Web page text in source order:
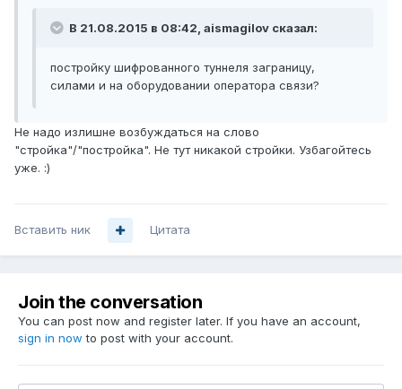
В 21.08.2015 в 08:42, aismagilov сказал:
постройку шифрованного туннеля заграницу,
силами и на оборудовании оператора связи?
Не надо излишне возбуждаться на слово
"стройка"/"постройка". Не тут никакой стройки. Узбагойтесь
уже. :)
Вставить ник Цитата
Join the conversation
You can post now and register later. If you have an account,
sign in now to post with your account.